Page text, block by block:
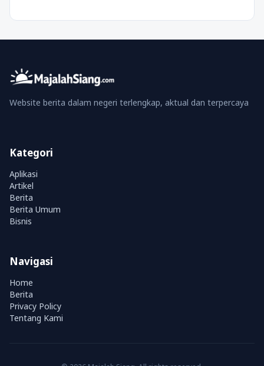
Website berita dalam negeri terlengkap, aktual dan terpercaya
Kategori
Aplikasi
Artikel
Berita
Berita Umum
Bisnis
Navigasi
Home
Berita
Privacy Policy
Tentang Kami